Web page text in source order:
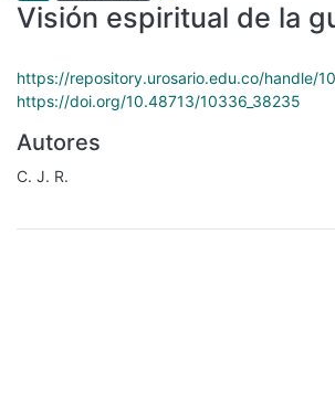
Visión espiritual de la
https://repository.urosario.edu.co/handle/
https://doi.org/10.48713/10336_38235
Autores
C. J. R.